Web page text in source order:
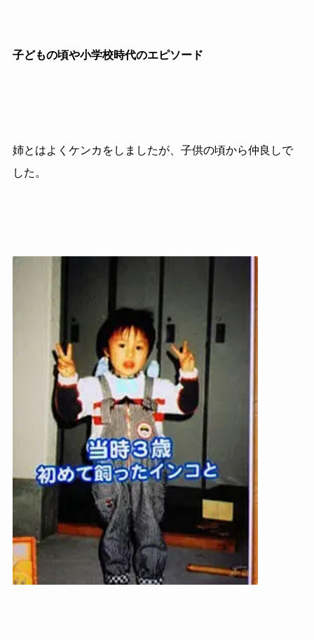
子どもの頃や小学校時代のエピソード
姉とはよくケンカをしましたが、子供の頃から仲良しで
した。